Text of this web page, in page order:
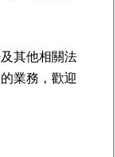
其他相關法
業務，歡迎